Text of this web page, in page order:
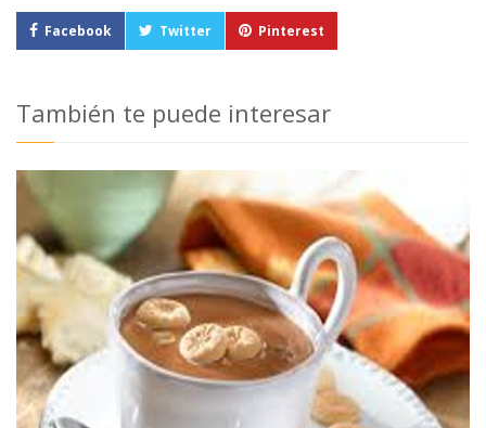
Facebook Twitter Pinterest
También te puede interesar